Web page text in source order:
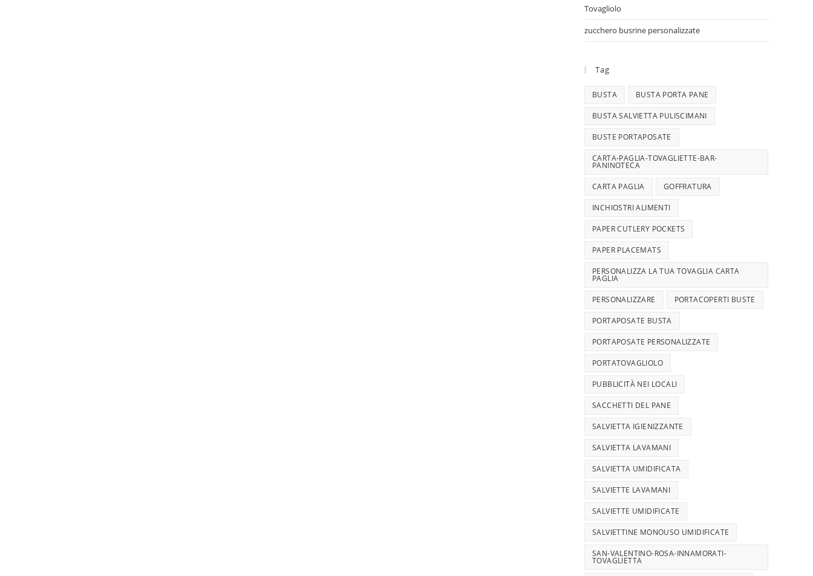
Tovagliolo
zucchero busrine personalizzate
Tag
BUSTA BUSTA PORTA PANE
BUSTA SALVIETTA PULISCIMANI
BUSTE PORTAPOSATE
CARTA-PAGLIA-TOVAGLIETTE-BAR-
PANINOTECA
CARTA PAGLIA GOFFRATURA
INCHIOSTRI ALIMENTI
PAPER CUTLERY POCKETS
PAPER PLACEMATS
PERSONALIZZA LA TUA TOVAGLIA CARTA
PAGLIA
PERSONALIZZARE PORTACOPERTI BUSTE
PORTAPOSATE BUSTA
PORTAPOSATE PERSONALIZZATE
PORTATOVAGLIOLO
PUBBLICITÀ NEI LOCALI
SACCHETTI DEL PANE
SALVIETTA IGIENIZZANTE
SALVIETTA LAVAMANI
SALVIETTA UMIDIFICATA
SALVIETTE LAVAMANI
SALVIETTE UMIDIFICATE
SALVIETTINE MONOUSO UMIDIFICATE
SAN-VALENTINO-ROSA-INNAMORATI-
TOVAGLIETTA